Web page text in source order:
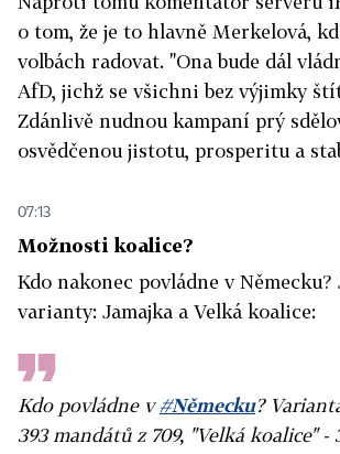
o tom, že je to hlavně Merkelová,
volbách radovat. "Ona bude dál
AfD, jichž se všichni bez výjimky
Zdánlivě nudnou kampaní prý
osvědčenou jistotu, prosperitu a
07:13
Možnosti koalice?
Kdo nakonec povládne v Německu?
varianty: Jamajka a Velká koalice:
Kdo povládne v#Německu?
393 mandátů z 709, "Velká koalice" -